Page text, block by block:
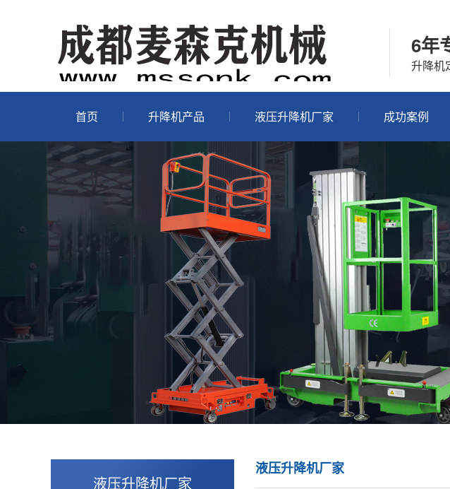
6年
升降机
首页 升降机产品 液压升降机厂家 成功案例
液压升降机厂家
液压升降机厂家